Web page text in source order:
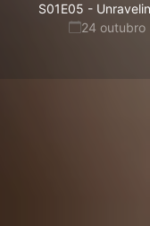
S01E05 -
24 outubro